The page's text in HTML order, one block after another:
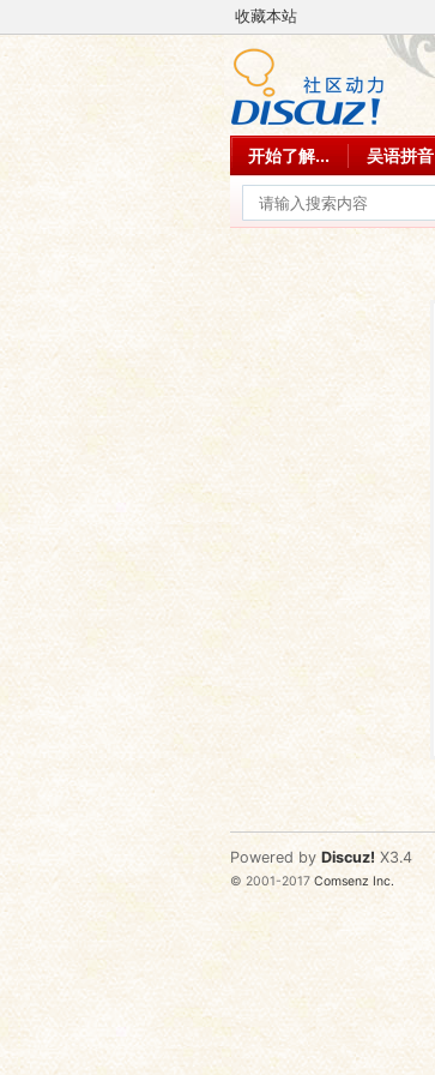
收藏本站
开始了解... 吴语拼音
Powered by Discuz! X3.4
© 2001-2017Comsenz Inc.